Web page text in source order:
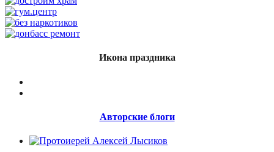
Икона праздника
Авторские блоги